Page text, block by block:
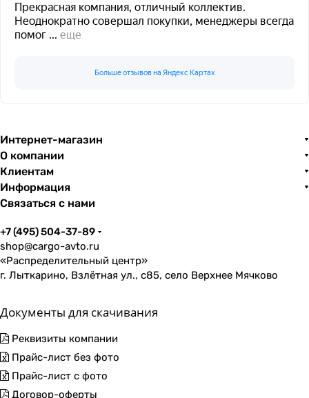
Прекрасная компания, отличный коллектив.
Неоднократно совершал покупки, менеджеры всегда
помог ... еще
Больше отзывов на Яндекс Картах
Интернет-магазин
О компании
Клиентам
Информация
Связаться с нами
+7 (495) 504-37-89
shop@cargo-avto.ru
«Распределительный центр»
г. Лыткарино, Взлётная ул., с85, село Верхнее Мячково
Документы для скачивания
Реквизиты компании
Прайс-лист без фото
Прайс-лист с фото
Договор-оферты